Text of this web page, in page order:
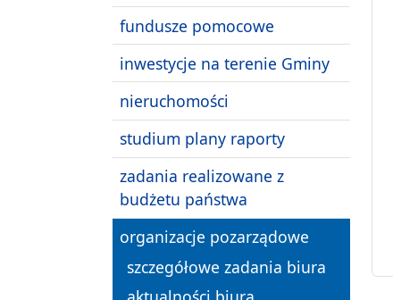
fundusze pomocowe
inwestycje na terenie Gminy
nieruchomości
studium plany raporty
zadania realizowane z
budżetu państwa
organizacje pozarządowe
szczegółowe zadania biura